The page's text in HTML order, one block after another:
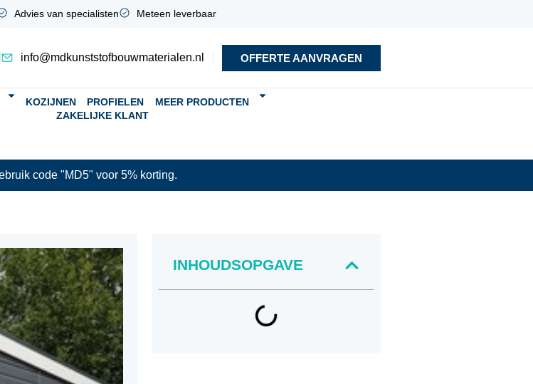
Advies van specialisten Meteen leverbaar
info@mdkunststofbouwmaterialen.nl OFFERTE AANVRAGEN
KOZIJNEN PROFIELEN
MEER PRODUCTEN
ZAKELIJKE KLANT
code "MD5" voor 5% korting.
INHOUDSOPGAVE